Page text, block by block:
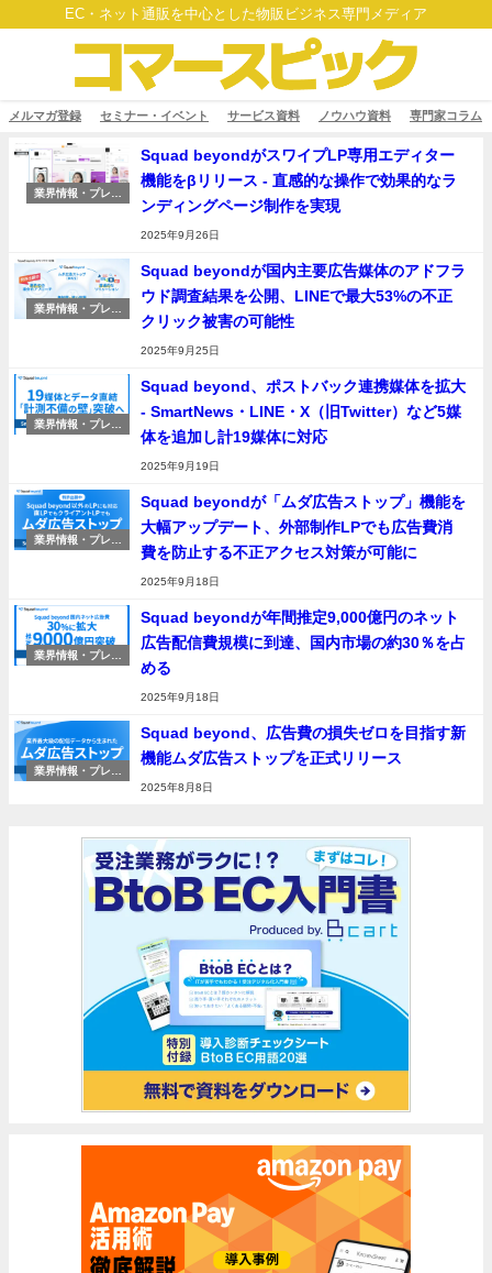
EC・ネット通販を中心とした物販ビジネス専門メディア
メルマガ登録 セミナー・イベント サービス資料 ノウハウ資料 専門家コラム
業界情報・プレス
Squad beyondがスワイプLP専用エディター
機能をβリリース - 直感的な操作で効果的なラ
ンディングページ制作を実現
2025年9月26日
業界情報・プレス
Squad beyondが国内主要広告媒体のアドフラ
ウド調査結果を公開、LINEで最大53%の不正
クリック被害の可能性
2025年9月25日
業界情報・プレス
Squad beyond、ポストバック連携媒体を拡大
- SmartNews・LINE・X（旧Twitter）など5媒
体を追加し計19媒体に対応
2025年9月19日
業界情報・プレス
Squad beyondが「ムダ広告ストップ」機能を
大幅アップデート、外部制作LPでも広告費消
費を防止する不正アクセス対策が可能に
2025年9月18日
業界情報・プレス
Squad beyondが年間推定9,000億円のネット
広告配信費規模に到達、国内市場の約30％を占
める
2025年9月18日
業界情報・プレス
Squad beyond、広告費の損失ゼロを目指す新
機能ムダ広告ストップを正式リリース
2025年8月8日